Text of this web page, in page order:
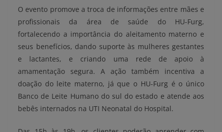
O evento promove a troca de informações entre mães e
profissionais da área de saúde do HU-Furg,
fortalecendo a importância do aleitamento materno e
seus benefícios, dando suporte às mulheres gestantes
e lactantes, e criando uma rede de apoio à
amamentação segura. A ação também incentiva a
doação do leite materno, já que o HU-Furg é o único
Banco de Leite Humano do sul do estado e atende aos
bebês internados na UTI Neonatal do Hospital.